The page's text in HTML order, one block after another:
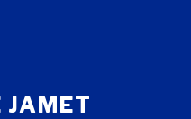
JAMET